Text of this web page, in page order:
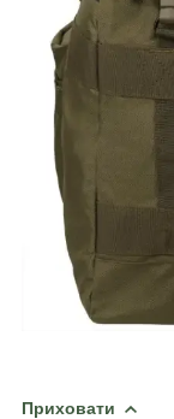
Приховати